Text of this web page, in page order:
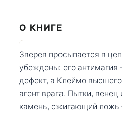
О КНИГЕ
Зверев просыпается в
убеждены: его
дефект, а Клеймо
агент врага. Пытки, венец
камень, сжигающий ложь